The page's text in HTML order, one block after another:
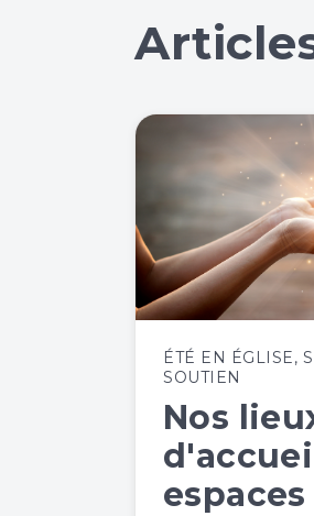
ÉTÉ EN ÉGLISE,
SOUTIEN
Nos